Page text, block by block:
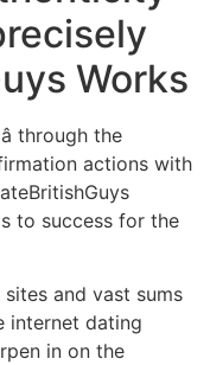
Works
through the
actions with
to success for the
and vast sums
internet dating
in on the